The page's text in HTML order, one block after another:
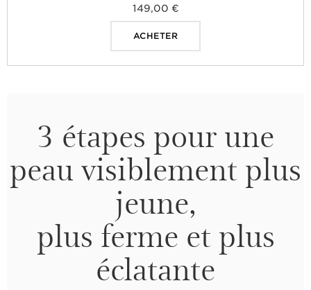
149,00 €
ACHETER
3 étapes pour une
peau visiblement plus
jeune,
plus ferme et plus
éclatante